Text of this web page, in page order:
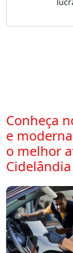
Conheça
e
o melhor
Cidelândia